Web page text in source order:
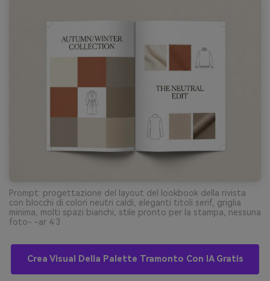
Prompt: progettazione del layout del lookbook della rivista
con blocchi di colori neutri caldi, eleganti titoli serif, griglia
minima, molti spazi bianchi, stile pronto per la stampa, nessuna
foto- -ar 4:3
Crea Visual Della Palette Tramonto Con IA Gratis